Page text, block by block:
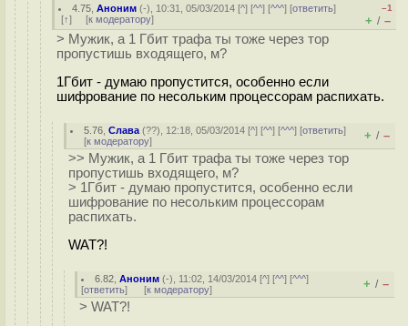
4.75 ,Аноним (-), 10:31, 05/03/2014 [^] [^^] [^^^] [ответить]
[↑] [к модератору]
–1
+ / –
> Мужик, а 1 Гбит трафа ты тоже через тор
пропустишь входящего, м?
1Гбит - думаю пропустится, особенно если
шифрование по несольким процессорам распихать.
5.76 ,Слава (??), 12:18, 05/03/2014 [^] [^^] [^^^] [ответить]
[к модератору] + / –
>> Мужик, а 1 Гбит трафа ты тоже через тор
пропустишь входящего, м?
> 1Гбит - думаю пропустится, особенно если
шифрование по несольким процессорам
распихать.
WAT?!
6.82 ,Аноним (-), 11:02, 14/03/2014 [^] [^^] [^^^]
[ответить] [к модератору] + / –
> WAT?!